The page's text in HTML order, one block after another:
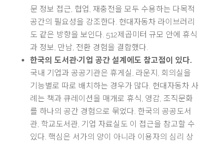
문 정보 접근, 협업, 재충전을 모두 수용하는 다목적
공간의 필요성을 강조한다. 현대자동차 라이브러리
도 같은 방향을 보인다. 512제곱미터 규모 안에 휴식
과 정보, 만남, 전환 경험을 결합했다.
한국의 도서관·기업 공간 설계에도 참고점이 있다.
국내 기업과 공공기관은 휴게실, 라운지, 회의실을
기능별로 따로 배치하는 경우가 많다. 현대자동차 사
례는 책과 큐레이션을 매개로 휴식, 영감, 조직문화
를 하나의 공간 경험으로 묶었다. 한국의 공공도서
관, 학교도서관, 기업 자료실도 이 접근을 참고할 수
있다. 핵심은 서가의 양이 아니라 이용자의 심리 상